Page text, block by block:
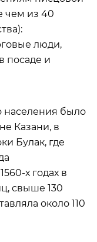
чем из 40
люди,
посаде и
населения было
Казани, в
Булак, где
х годах в
свыше 130
около 110